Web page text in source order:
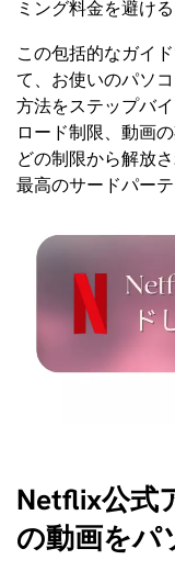
ミング料金を避け
この包括的なガイ
て、お使いのパソ
方法をステップバ
ロード制限、動画
どの制限から解放
最高のサードパー
Netflix公式
の動画をパ